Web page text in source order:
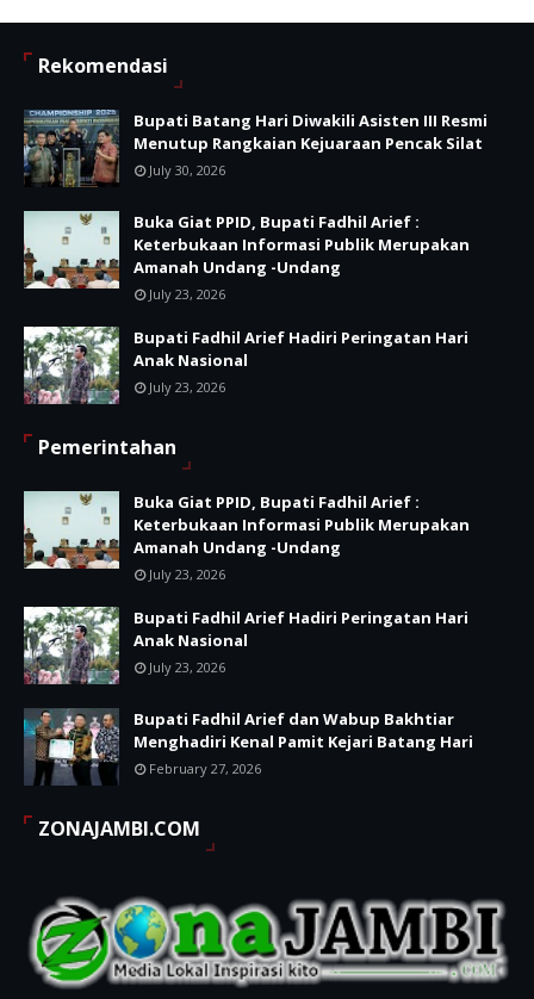
Rekomendasi
Bupati Batang Hari Diwakili Asisten III Resmi
Menutup Rangkaian Kejuaraan Pencak Silat
July 30, 2026
Buka Giat PPID, Bupati Fadhil Arief :
Keterbukaan Informasi Publik Merupakan
Amanah Undang -Undang
July 23, 2026
Bupati Fadhil Arief Hadiri Peringatan Hari
Anak Nasional
July 23, 2026
Pemerintahan
Buka Giat PPID, Bupati Fadhil Arief :
Keterbukaan Informasi Publik Merupakan
Amanah Undang -Undang
July 23, 2026
Bupati Fadhil Arief Hadiri Peringatan Hari
Anak Nasional
July 23, 2026
Bupati Fadhil Arief dan Wabup Bakhtiar
Menghadiri Kenal Pamit Kejari Batang Hari
February 27, 2026
ZONAJAMBI.COM